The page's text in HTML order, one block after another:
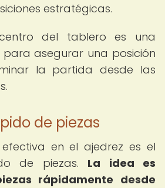
estratégicas.
del tablero es una
asegurar una posición
la partida desde las
de piezas
en el ajedrez es el
de piezas. La idea es
rápidamente desde